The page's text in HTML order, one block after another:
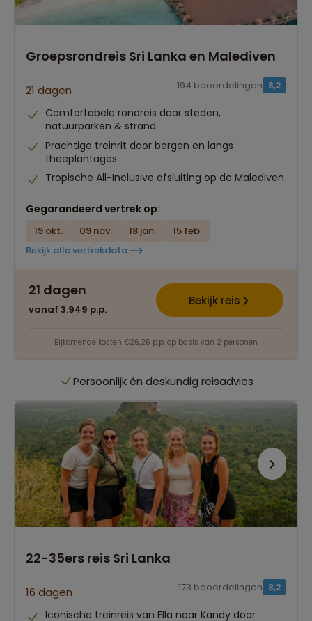
Groepsrondreis Sri Lanka en Malediven
21 dagen 8,2
194 beoordelingen
Comfortabele rondreis door steden,
natuurparken & strand
Prachtige treinrit door bergen en langs
theeplantages
Tropische All-Inclusive afsluiting op de Malediven
Gegarandeerd vertrek op:
19 okt. 09 nov. 18 jan.
15 feb.
Bekijk alle vertrekdata
21 dagen
vanaf 3.949 p.p.
Bekijk reis
Bijkomende kosten €26,25 p.p. op basis van 2 personen
Best beoordeelde reisroutes
Het grootste reisaanbod
Persoonlijk én deskundig reisadvies
Best beoordeelde reisroutes
Het grootste reisaanbod
Persoonlijk én deskundig reisadvies
Best beoordeelde reisroutes
22-35ers reis Sri Lanka
16 dagen 8,2
173 beoordelingen
Iconische treinreis van Ella naar Kandy door